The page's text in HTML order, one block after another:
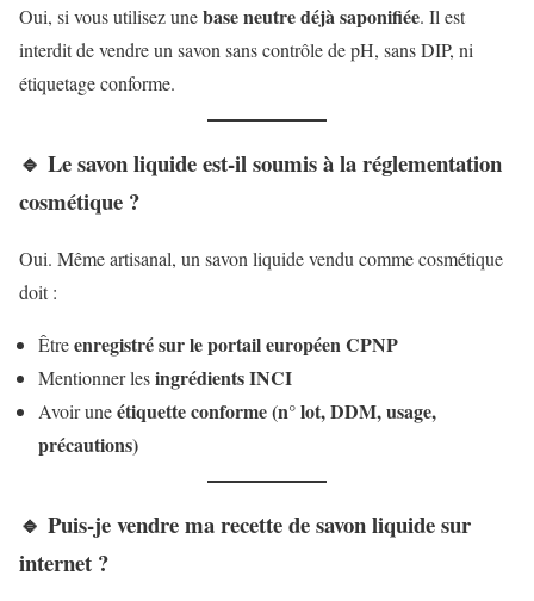
Oui, si vous utilisez unebase neutre déjà saponifiée. Il est
interdit de vendre un savon sans contrôle de pH, sans DIP, ni
étiquetage conforme.
🔹 Le savon liquide est-il soumis à la réglementation
cosmétique ?
Oui. Même artisanal, un savon liquide vendu comme cosmétique
doit :
Êtreenregistré sur le portail européen CPNP
Mentionner lesingrédients INCI
Avoir uneétiquette conforme (n° lot, DDM, usage,
précautions)
🔹 Puis-je vendre ma recette de savon liquide sur
internet ?